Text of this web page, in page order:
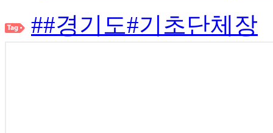
##경기도#기초단체장